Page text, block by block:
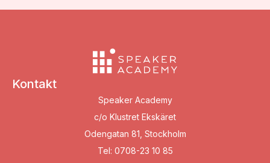
Kontakt
Speaker Academy
c/o Klustret Ekskäret
Odengatan 81, Stockholm
Tel: 0708-23 10 85